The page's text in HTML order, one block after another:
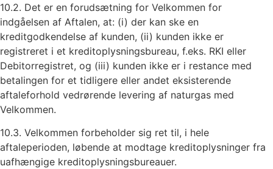
10.2. Det er en forudsætning for Velkommen for
indgåelsen af Aftalen, at: (i) der kan ske en
kreditgodkendelse af kunden, (ii) kunden ikke er
registreret i et kreditoplysningsbureau, f.eks. RKI eller
Debitorregistret, og (iii) kunden ikke er i restance med
betalingen for et tidligere eller andet eksisterende
aftaleforhold vedrørende levering af naturgas med
Velkommen.
10.3. Velkommen forbeholder sig ret til, i hele
aftaleperioden, løbende at modtage kreditoplysninger fra
uafhængige kreditoplysningsbureauer.